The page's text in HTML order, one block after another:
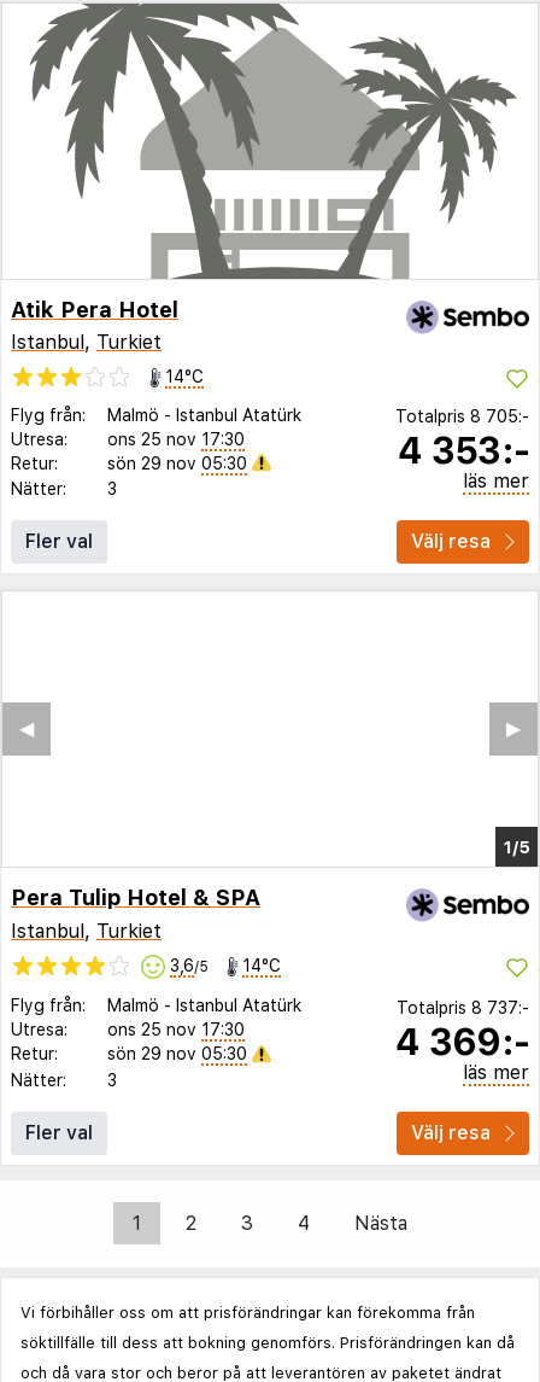
Atik Pera Hotel
Istanbul, Turkiet
14°C
Flyg från:
Malmö - Istanbul Atatürk
Utresa:
ons 25 nov 17:30
Retur:
sön 29 nov 05:30
Nätter:
3
Totalpris 8 705:-
4 353:-
läs mer
Fler val Välj resa
Pera Tulip Hotel & SPA
Istanbul, Turkiet
3,6/5 14°C
Flyg från: Malmö - Istanbul Atatürk
Utresa:
ons 25 nov 17:30
Retur:
sön 29 nov 05:30
Nätter:
3
Totalpris 8 737:-
4 369:-
läs mer
Fler val Välj resa
1 2 3 4 Nästa
Vi förbihåller oss om att prisförändringar kan förekomma från
söktillfälle till dess att bokning genomförs. Prisförändringen kan då
och då vara stor och beror på att leverantören av paketet ändrat